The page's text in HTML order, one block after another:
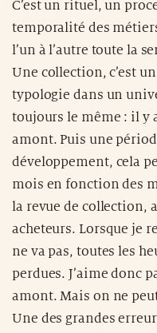
C’est un rituel, un
temporalité des
l’un à l’autre toute la
Une collection, c’est
typologie dans un
toujours le même : il y
amont. Puis une
développement, cela
mois en fonction des
la revue de collection,
acheteurs. Lorsque je
ne va pas, toutes les
perdues. J’aime donc
amont. Mais on ne
Une des grandes